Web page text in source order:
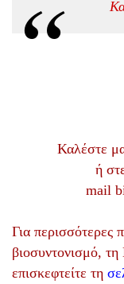
Καλέστε
ή
mail
Για περισσότερες
βιοσυντονισμό,
επισκεφτείτε τη